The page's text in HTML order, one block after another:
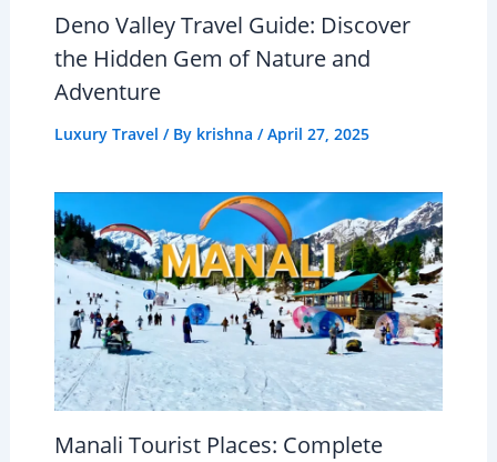
Deno Valley Travel Guide: Discover
the Hidden Gem of Nature and
Adventure
Luxury Travel / By krishna /April 27, 2025
Manali Tourist Places: Complete